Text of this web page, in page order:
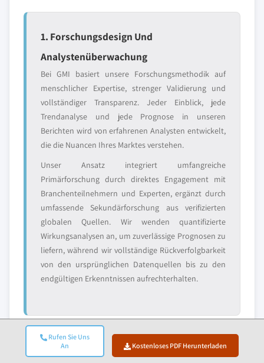
Rufen Sie Uns
An
Kostenloses PDF Herunterladen
1. Forschungsdesign Und
Analystenüberwachung
Bei GMI basiert unsere Forschungsmethodik auf
menschlicher Expertise, strenger Validierung und
vollständiger Transparenz. Jeder Einblick, jede
Trendanalyse und jede Prognose in unseren
Berichten wird von erfahrenen Analysten entwickelt,
die die Nuancen Ihres Marktes verstehen.
Unser Ansatz integriert umfangreiche
Primärforschung durch direktes Engagement mit
Branchenteilnehmern und Experten, ergänzt durch
umfassende Sekundärforschung aus verifizierten
globalen Quellen. Wir wenden quantifizierte
Wirkungsanalysen an, um zuverlässige Prognosen zu
liefern, während wir vollständige Rückverfolgbarkeit
von den ursprünglichen Datenquellen bis zu den
endgültigen Erkenntnissen aufrechterhalten.
2. Primärforschung